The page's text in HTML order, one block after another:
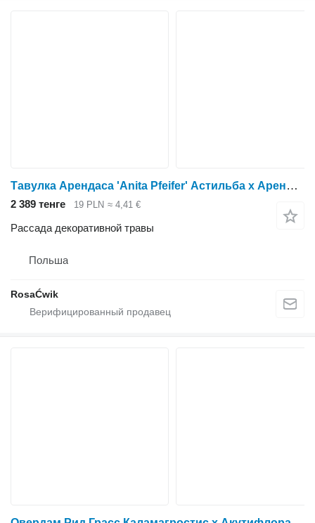
Тавулка Арендаса 'Anita Pfeifer' Астильба х Арендсии
2 389 тенге 19 PLN ≈ 4,41 €
Рассада декоративной травы
Польша
RosaĆwik